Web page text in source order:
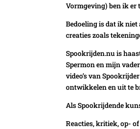
Vormgeving) ben ik er
Bedoeling is dat ik
creaties zoals
Spookrijden.nu is
Spermon en mijn
video’s van
ontwikkelen en uit te
Als Spookrijdende
Reacties, kritiek, op-